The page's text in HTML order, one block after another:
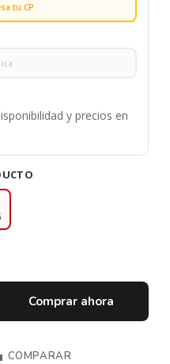
tu CP
y precios en
Comprar ahora
COMPARAR